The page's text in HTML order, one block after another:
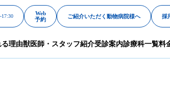
17:30
Web
予約
ご紹介いただく動物病院様へ 採
る理由獣医師・スタッフ紹介受診案内診療科一覧料